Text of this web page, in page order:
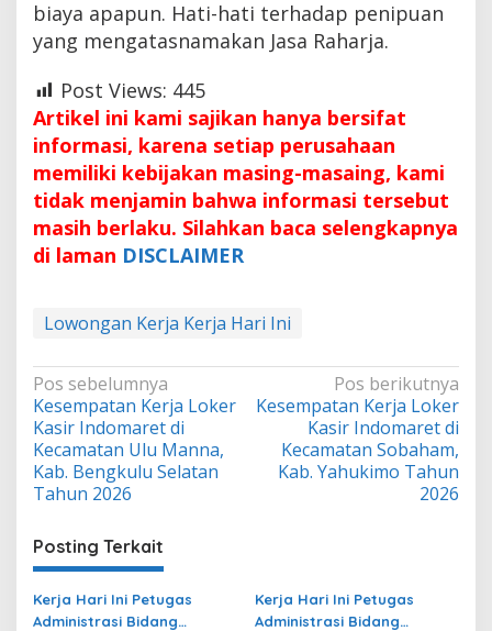
biaya apapun. Hati-hati terhadap penipuan
yang mengatasnamakan Jasa Raharja.
Post Views: 445
Artikel ini kami sajikan hanya bersifat
informasi, karena setiap perusahaan
memiliki kebijakan masing-masaing, kami
tidak menjamin bahwa informasi tersebut
masih berlaku. Silahkan baca selengkapnya
di laman DISCLAIMER
Lowongan Kerja Kerja Hari Ini
Navigasi
pos
Pos sebelumnya
Kesempatan Kerja Loker
Kasir Indomaret di
Kecamatan Ulu Manna,
Kab. Bengkulu Selatan
Tahun 2026
Pos berikutnya
Kesempatan Kerja Loker
Kasir Indomaret di
Kecamatan Sobaham,
Kab. Yahukimo Tahun
2026
Posting Terkait
Kerja Hari Ini Petugas
Administrasi Bidang
Kerja Hari Ini Petugas
Administrasi Bidang